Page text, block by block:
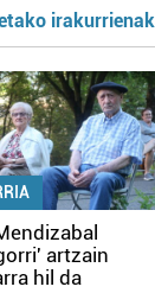
irakurrienak
artzain
hil da